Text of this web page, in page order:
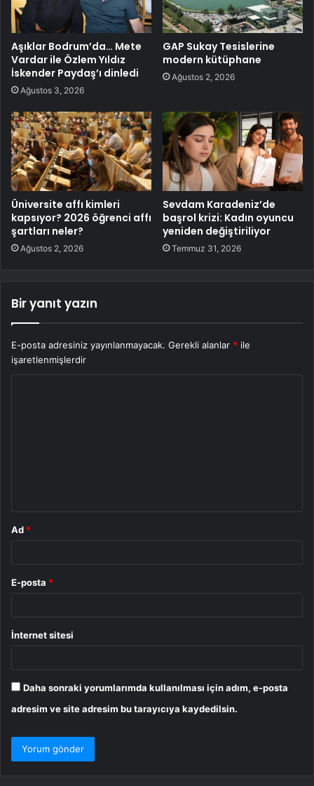
Aşıklar Bodrum’da… Mete
Vardar ile Özlem Yıldız
İskender Paydaş’ı dinledi
Ağustos 3, 2026
GAP Sukay Tesislerine
modern kütüphane
Ağustos 2, 2026
Üniversite affı kimleri
kapsıyor? 2026 öğrenci affı
şartları neler?
Ağustos 2, 2026
Sevdam Karadeniz’de
başrol krizi: Kadın oyuncu
yeniden değiştiriliyor
Temmuz 31, 2026
Bir yanıt yazın
E-posta adresiniz yayınlanmayacak. Gerekli alanlar * ile
işaretlenmişlerdir
Ad *
E-posta *
İnternet sitesi
Daha sonraki yorumlarımda kullanılması için adım, e-posta
adresim ve site adresim bu tarayıcıya kaydedilsin.